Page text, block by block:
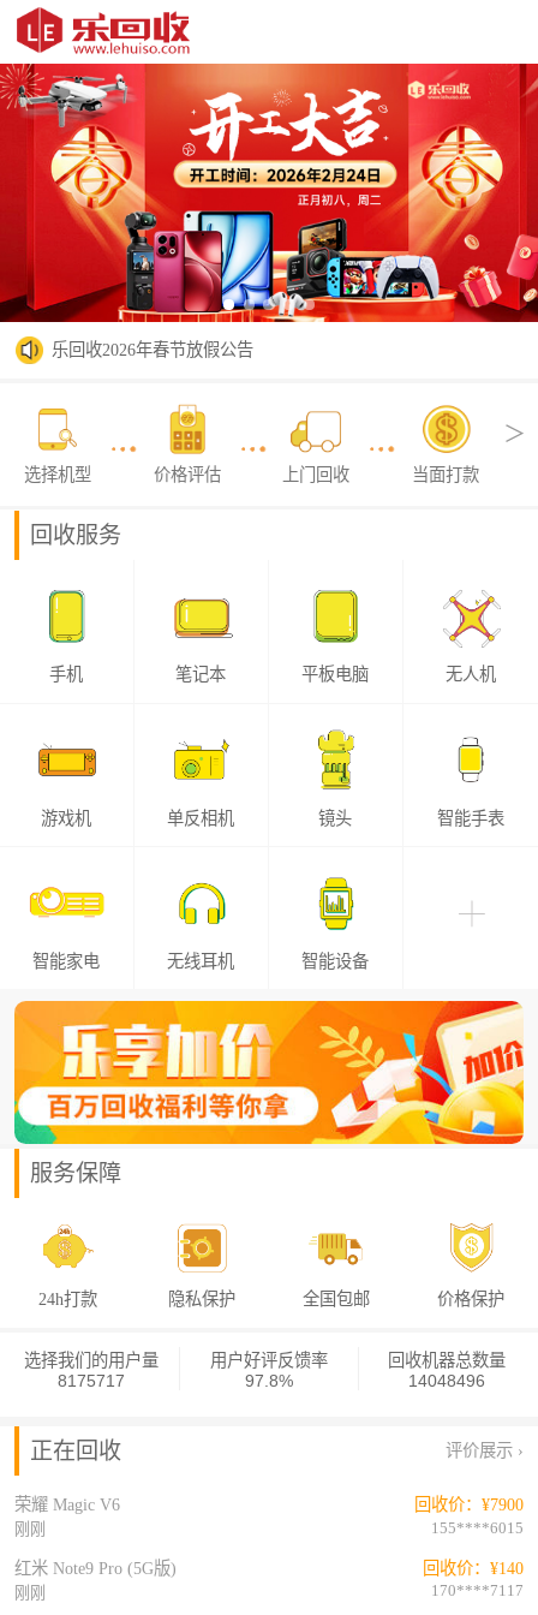
我们开工啦-乐回收
乐回收2026年春节放假公告
选择机型 价格评估 上门回收 当面打款
＞
回收服务
手机 笔记本 平板电脑 无人机
游戏机 单反相机 镜头 智能手表
智能家电 无线耳机 智能设备
服务保障
隐私保护 全国包邮 价格保护
选择我们的用户量
8175717
用户好评反馈率
97.8%
回收机器总数量
14048496
正在回收 评价展示 ›
苹果 iPhone 12 mini 回收价：¥610
刚刚 156****1769
华为 Mate 70
红米 K80 Pro（5G版） 回收价：¥1400
182****3046
红米 K80 Pro（5G版） 回收价：¥1500
vivo Y300t 回收价：¥390
150****5112
荣耀 Magic V6 回收价：¥7900
刚刚 155****6015
红米 Note9 Pro (5G版) 回收价：¥140
刚刚 170****7117